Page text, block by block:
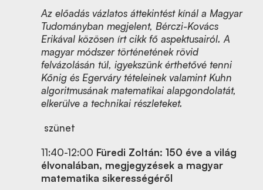
Az előadás vázlatos áttekintést kínál a Magyar
Tudományban megjelent, Bérczi-Kovács
Erikával közösen írt cikk fő aspektusairól. A
magyar módszer történetének rövid
felvázolásán túl, igyekszünk érthetővé tenni
Kőnig és Egerváry tételeinek valamint Kuhn
algoritmusának matematikai alapgondolatát,
elkerülve a technikai részleteket.
szünet
11:40-12:00 Füredi Zoltán: 150 éve a világ
élvonalában, megjegyzések a magyar
matematika sikerességéről